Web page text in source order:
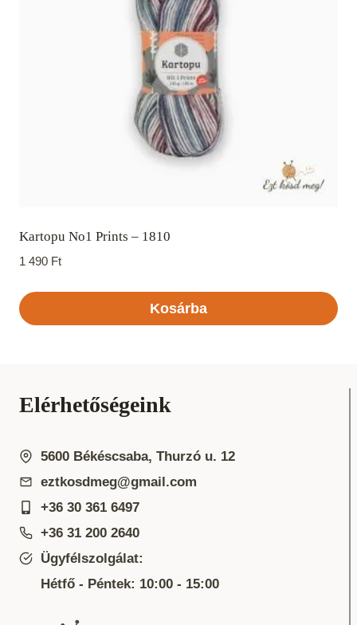
Kartopu No1 Prints – 1810
1 490 Ft
Kosárba
Elérhetőségeink
5600 Békéscsaba, Thurzó u. 12
eztkosdmeg@gmail.com
+36 30 361 6497
+36 31 200 2640
Ügyfélszolgálat:
Hétfő - Péntek: 10:00 - 15:00